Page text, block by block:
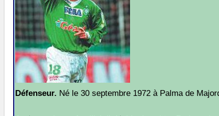
Défenseur. Né le 30 septembre 1972 à Palma de